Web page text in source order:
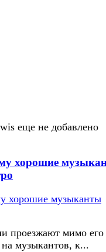
еще не добавлено
хорошие
проезжают мимо его
музыкантов, к...